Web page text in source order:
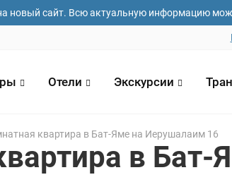
новый сайт. Всю актуальную информацию
Отели Экскурсии
квартира в Бат-Яме на Иерушалаим 16
в Бат-
фамилия* Email адрес*